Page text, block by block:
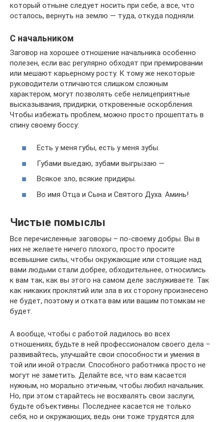
который отныне следует носить при себе, а все, что
осталось, вернуть на землю — туда, откуда подняли.
С начальником
Заговор на хорошее отношение начальника особенно
полезен, если вас регулярно обходят при премировании
или мешают карьерному росту. К тому же некоторые
руководители отличаются слишком сложным
характером, могут позволять себе нелицеприятные
высказывания, придирки, откровенные оскорбления.
Чтобы избежать проблем, можно просто прошептать в
спину своему боссу:
Есть у меня губы, есть у меня зубы.
Губами выедаю, зубами выгрызаю —
Всякое зло, всякие придиры.
Во имя Отца и Сына и Святого Духа. Аминь!
Чистые помыслы
Все перечисленные заговоры – по-своему добры. Вы в
них не желаете ничего плохого, просто просите
всевышние силы, чтобы окружающие или стоящие над
вами людьми стали добрее, обходительнее, относились
к вам так, как вы этого на самом деле заслуживаете. Так
как никаких проклятий или зла в их сторону произнесено
не будет, поэтому и отката вам или вашим потомкам не
будет.
А вообще, чтобы с работой ладилось во всех
отношениях, будьте в ней профессионалом своего дела –
развивайтесь, улучшайте свои способности и умения в
той или иной отрасли. Способного работника просто не
могут не заметить. Делайте все, что вам касается
нужным, но морально этичным, чтобы любил начальник.
Но, при этом старайтесь не восхвалять свои заслуги,
будьте объективны. Последнее касается не только
себя, но и окружающих, ведь они тоже трудятся для